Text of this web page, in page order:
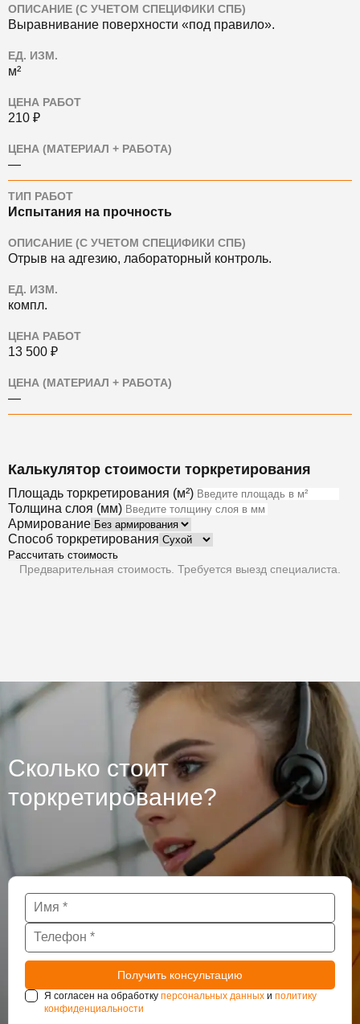
ОПИСАНИЕ (С УЧЕТОМ СПЕЦИФИКИ СПБ)
Выравнивание поверхности «под правило».
ЕД. ИЗМ.
м²
ЦЕНА РАБОТ
210 ₽
ЦЕНА (МАТЕРИАЛ + РАБОТА)
—
ТИП РАБОТ
Испытания на прочность
ОПИСАНИЕ (С УЧЕТОМ СПЕЦИФИКИ СПБ)
Отрыв на адгезию, лабораторный контроль.
ЕД. ИЗМ.
компл.
ЦЕНА РАБОТ
13 500 ₽
ЦЕНА (МАТЕРИАЛ + РАБОТА)
—
Калькулятор стоимости торкретирования
Площадь торкретирования (м²)
Толщина слоя (мм)
Армирование
Способ торкретирования
Рассчитать стоимость
Предварительная стоимость. Требуется выезд специалиста.
Сколько стоит
торкретирование?
Я согласен на обработку персональных данных и политику
конфиденциальности